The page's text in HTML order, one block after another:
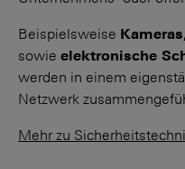
Beispielsweise
sowie elektronische
werden in einem
Netzwerk
Mehr zu